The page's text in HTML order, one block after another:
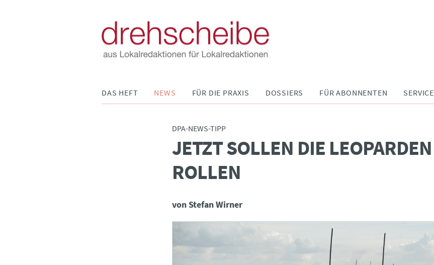
DAS HEFT NEWS FÜR DIE PRAXIS DOSSIERS FÜR ABONNENTEN SERVICE
DPA-NEWS-TIPP
JETZT SOLLEN DIE LEOPARDEN
ROLLEN
von Stefan Wirner